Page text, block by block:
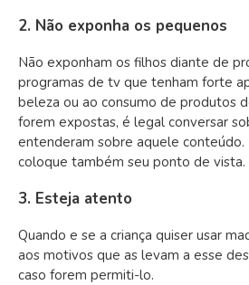
2. Não exponha os pequenos
Não exponham os filhos diante de
programas de tv que tenham forte
beleza ou ao consumo de produtos
forem expostas, é legal conversar
entenderam sobre aquele
coloque também seu ponto de vista.
3. Esteja atento
Quando e se a criança quiser usar
aos motivos que as levam a esse
caso forem permiti-lo.